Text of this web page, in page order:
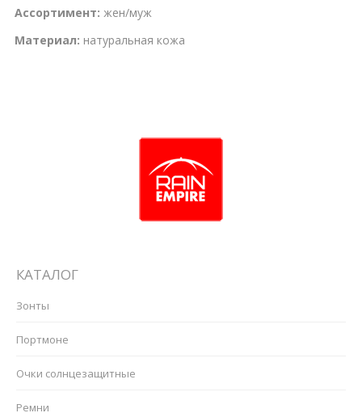
Ассортимент: жен/муж
Материал: натуральная кожа
КАТАЛОГ
Зонты
Портмоне
Очки солнцезащитные
Ремни